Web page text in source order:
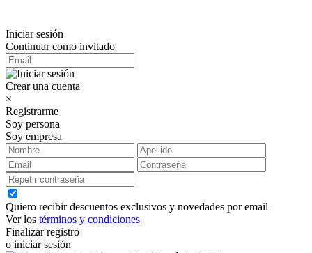
Iniciar sesión
Continuar como invitado
Crear una cuenta
×
Registrarme
Soy persona
Soy empresa
Quiero recibir descuentos exclusivos y novedades por email
Ver los términos y condiciones
Finalizar registro
o iniciar sesión